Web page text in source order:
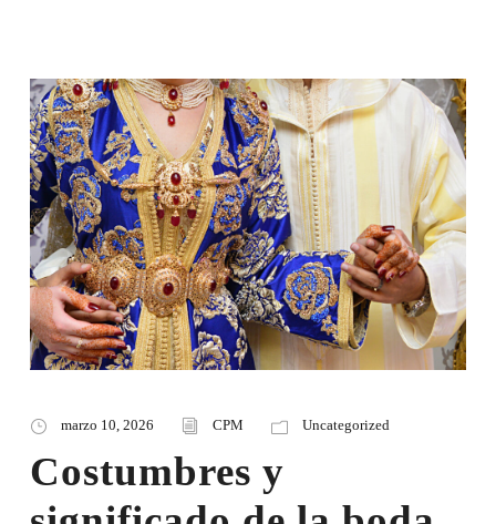
marzo 10, 2026 CPM Uncategorized
Costumbres y